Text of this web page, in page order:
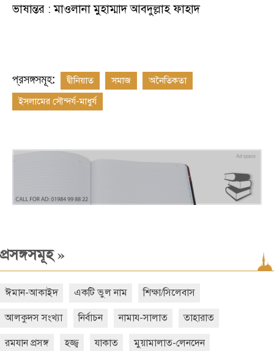
ভাষান্তর :মাওলানা মুহাম্মাদ আবদুল্লাহ ফাহাদ
প্রসঙ্গসমূহ: দ্বীনিয়াত সমাজ
অনৈতিকতা
ইসলামের সৌন্দর্য-মাধুর্য
প্রসঙ্গসমূহ»
ঈমান-আকাইদ একটি ভুল নাম শিক্ষা/সিলেবাস
আলকুদস সংখ্যা নির্বাচন নামায-সালাত তাহারাত
রমযান প্রসঙ্গ হজ্জ্ব যাকাত মুয়ামালাত-লেনদেন